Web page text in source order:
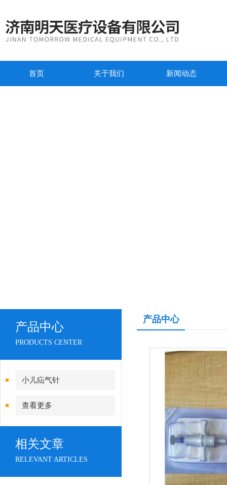
首页 关于我们 新闻动态
产品中心
PRODUCTS CENTER
小儿疝气针
查看更多
相关文章
RELEVANT ARTICLES
产品中心